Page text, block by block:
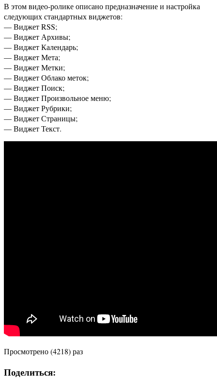
В этом видео-ролике описано предназначение и настройка
следующих стандартных виджетов:
— Виджет RSS;
— Виджет Архивы;
— Виджет Календарь;
— Виджет Мета;
— Виджет Метки;
— Виджет Облако меток;
— Виджет Поиск;
— Виджет Произвольное меню;
— Виджет Рубрики;
— Виджет Страницы;
— Виджет Текст.
Просмотрено (4218) раз
Поделиться: